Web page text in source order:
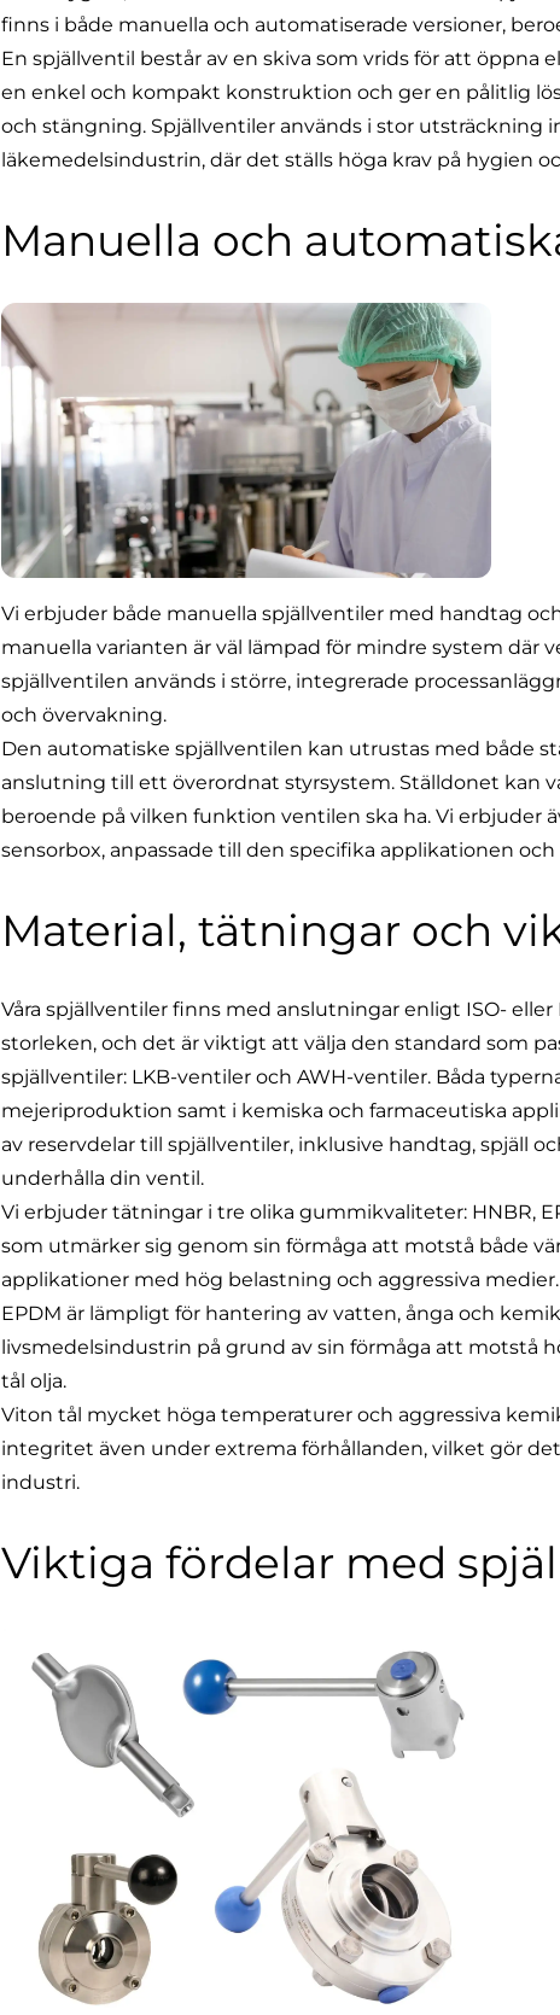
finns i både manuella och automatiserade versioner,
En spjällventil består av en skiva som vrids för att
en enkel och kompakt konstruktion och ger en pålitlig
och stängning. Spjällventiler används i stor utsträckning
läkemedelsindustrin, där det ställs höga krav på hygien
Manuella och
Vi erbjuder både manuella spjällventiler med handtag
manuella varianten är väl lämpad för mindre system där
spjällventilen används i större, integrerade
och övervakning.
Den automatiske spjällventilen kan utrustas med både
anslutning till ett överordnat styrsystem. Ställdonet kan
beroende på vilken funktion ventilen ska ha. Vi
sensorbox, anpassade till den specifika applikationen
Material, tätningar och
Våra spjällventiler finns med anslutningar enligt ISO-
storleken, och det är viktigt att välja den standard som
spjällventiler: LKB-ventiler och AWH-ventiler. Båda
mejeriproduktion samt i kemiska och farmaceutiska
av reservdelar till spjällventiler, inklusive handtag, spjäll
underhålla din ventil.
Vi erbjuder tätningar i tre olika gummikvaliteter: HNBR,
som utmärker sig genom sin förmåga att motstå både
applikationer med hög belastning och aggressiva medier.
EPDM är lämpligt för hantering av vatten, ånga och
livsmedelsindustrin på grund av sin förmåga att motstå
tål olja.
Viton tål mycket höga temperaturer och aggressiva
integritet även under extrema förhållanden, vilket gör
industri.
Viktiga fördelar med